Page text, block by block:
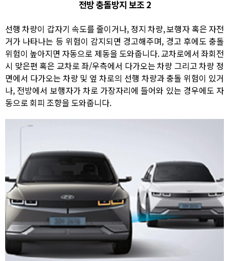
전방 충돌방지 보조 2
선행 차량이 갑자기 속도를 줄이거나, 정지 차량, 보행자 혹은 자전
거가 나타나는 등 위험이 감지되면 경고해주며, 경고 후에도 충돌
위험이 높아지면 자동으로 제동을 도와줍니다. 교차로에서 좌회전
시 맞은편 혹은 교차로 좌/우측에서 다가오는 차량 그리고 차량 정
면에서 다가오는 차량 및 옆 차로의 선행 차량과 충돌 위험이 있거
나, 전방에서 보행자가 차로 가장자리에 들어와 있는 경우에도 자
동으로 회피 조향을 도와줍니다.